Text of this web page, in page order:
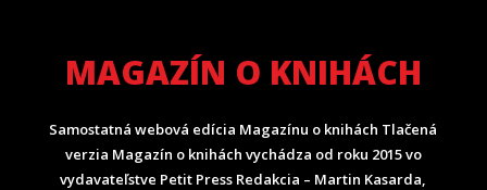
MAGAZÍN O KNIHÁCH
Samostatná webová edícia Magazínu o knihách Tlačená
verzia Magazín o knihách vychádza od roku 2015 vo
vydavateľstve Petit Press Redakcia – Martin Kasarda,